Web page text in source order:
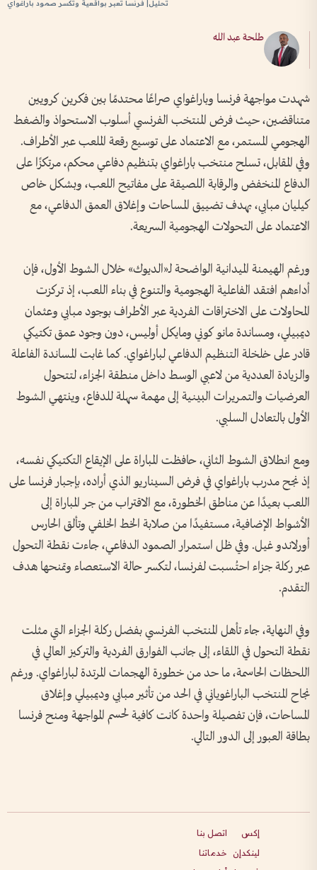
تحليل| فرنسا تعبر بواقعية وتكسر صمود باراغواي
طلحة عبد الله
شهدت مواجهة فرنسا وباراغواي صراعًا محتدمًا بين فكرين كرويين
متناقضين، حيث فرض المنتخب الفرنسي أسلوب الاستحواذ والضغط
الهجومي المستمر، مع الاعتماد على توسيع رقعة الملعب عبر الأطراف.
وفي المقابل، تسلح منتخب باراغواي بتنظيم دفاعي محكم، مرتكزًا على
الدفاع المنخفض والرقابة اللصيقة على مفاتيح اللعب، وبشكل خاص
كيليان مبابي، بهدف تضييق المساحات وإغلاق العمق الدفاعي، مع
الاعتماد على التحولات الهجومية السريعة.
ورغم الهيمنة الميدانية الواضحة لـ«الديوك» خلال الشوط الأول، فإن
أداءهم افتقد الفاعلية الهجومية والتنوع في بناء اللعب، إذ تركزت
المحاولات على الاختراقات الفردية عبر الأطراف بوجود مبابي وعثمان
ديمبيلي، ومساندة مانو كوني ومايكل أوليس، دون وجود عمق تكتيكي
قادر على خلخلة التنظيم الدفاعي لباراغواي. كما غابت المساندة الفاعلة
والزيادة العددية من لاعبي الوسط داخل منطقة الجزاء، لتتحول
العرضيات والتمريرات البينية إلى مهمة سهلة للدفاع، وينتهي الشوط
الأول بالتعادل السلبي.
ومع انطلاق الشوط الثاني، حافظت المباراة على الإيقاع التكتيكي نفسه،
إذ نجح مدرب باراغواي في فرض السيناريو الذي أراده، بإجبار فرنسا على
اللعب بعيدًا عن مناطق الخطورة، مع الاقتراب من جر المباراة إلى
الأشواط الإضافية، مستفيدًا من صلابة الخط الخلفي وتألق الحارس
أورلاندو غيل. وفي ظل استمرار الصمود الدفاعي، جاءت نقطة التحول
عبر ركلة جزاء احتُسبت لفرنسا، لتكسر حالة الاستعصاء وتمنحها هدف
التقدم.
وفي النهاية، جاء تأهل المنتخب الفرنسي بفضل ركلة الجزاء التي مثلت
نقطة التحول في اللقاء، إلى جانب الفوارق الفردية والتركيز العالي في
اللحظات الحاسمة، ما حد من خطورة الهجمات المرتدة لباراغواي. ورغم
نجاح المنتخب الباراغوياني في الحد من تأثير مبابي وديمبيلي وإغلاق
المساحات، فإن تفصيلة واحدة كانت كافية لحسم المواجهة ومنح فرنسا
بطاقة العبور إلى الدور التالي.
إكس
لينكدإن
اتصل بنا
خدماتنا